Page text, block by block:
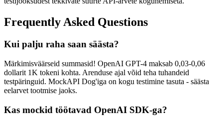
Frequently Asked Questions
Kui palju raha saan säästa?
Märkimisväärseid summasid! OpenAI GPT-4 maksab 0,03-0,06
dollarit 1K tokeni kohta. Arenduse ajal võid teha tuhandeid
testpäringuid. MockAPI Dog'iga on kogu testimine tasuta - säästa
eelarvet tootmise jaoks.
Kas mockid töötavad OpenAI SDK-ga?